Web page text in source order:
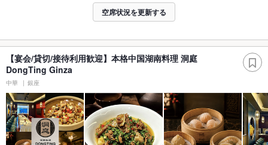
空席状況を更新する
【宴会/貸切/接待利用歓迎】本格中国湖南料理 洞庭
DongTing Ginza
中華 銀座